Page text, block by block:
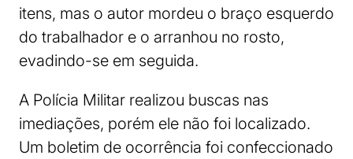
itens, mas o autor mordeu o braço esquerdo
do trabalhador e o arranhou no rosto,
evadindo-se em seguida.
A Polícia Militar realizou buscas nas
imediações, porém ele não foi localizado.
Um boletim de ocorrência foi confeccionado